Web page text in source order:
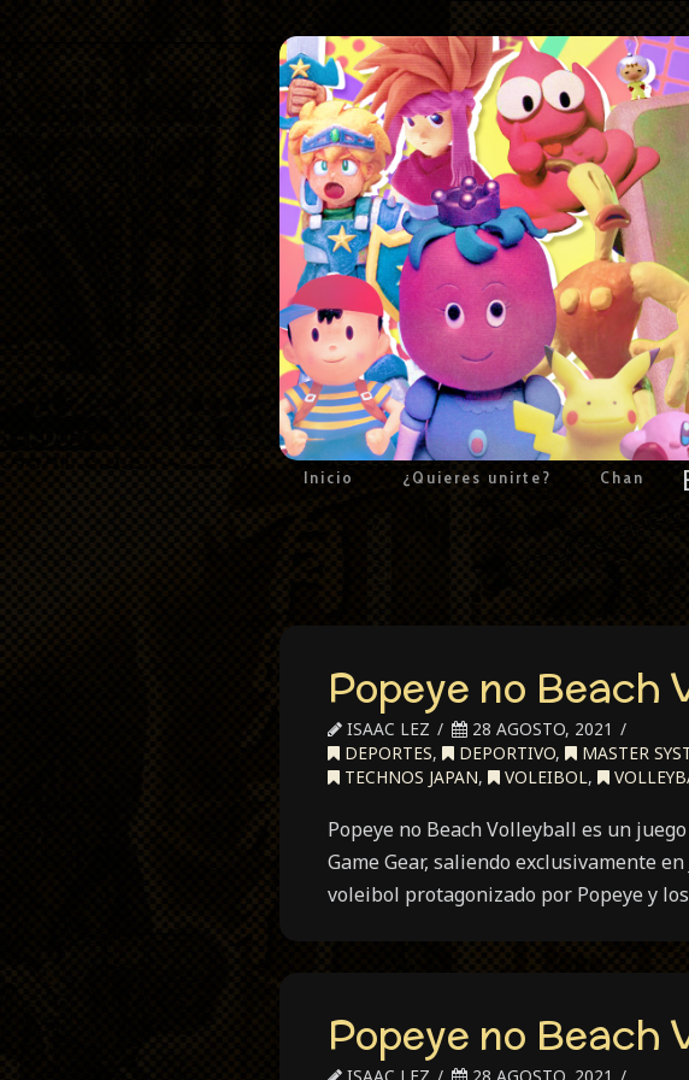
Inicio ¿Quieres unirte? Chan
Popeye no Beach
ISAAC LEZ
28 AGOSTO, 2021
DEPORTES, DEPORTIVO, MASTER
TECHNOS JAPAN, VOLEIBOL,
Popeye no Beach Volleyball es un
Game Gear, saliendo exclusivamente
voleibol protagonizado por Popeye y
Popeye no Beach
ISAAC LEZ 28 AGOSTO, 2021